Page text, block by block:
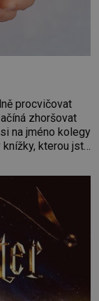
procvičovat
zhoršovat
na jméno kolegy
kterou jste